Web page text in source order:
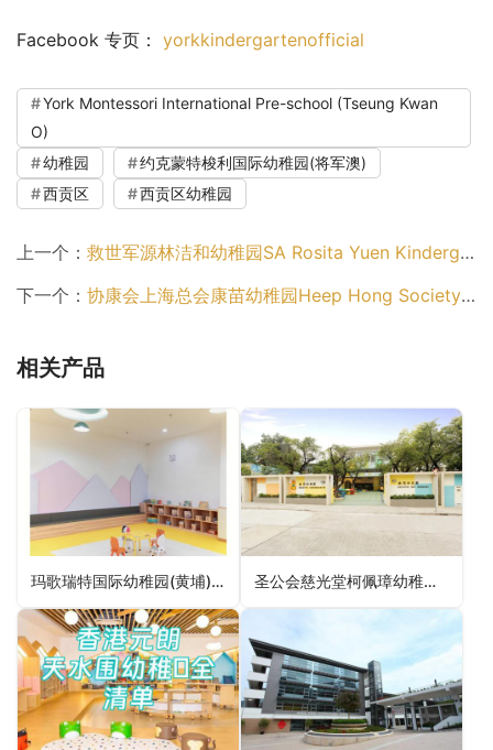
Facebook 专页： yorkkindergartenofficial
York Montessori International Pre-school (Tseung Kwan
O)
幼稚园
约克蒙特梭利国际幼稚园(将军澳)
西贡区
西贡区幼稚园
上一个： 救世军源林洁和幼稚园SA Rosita Yuen Kindergarten（离岛区幼稚园）
下一个： 协康会上海总会康苗幼稚园Heep Hong Society Shanghai Fraternity Association Healthy Kids Kindergarten（葵青区幼稚园）
相关产品
玛歌瑞特国际幼稚园(黄埔)Magart International Kindergarten (Whampoa)（九龙城区幼稚园） 圣公会慈光堂柯佩璋幼稚园SKH Kindly Light Church Or Pui Cheung Kindergarten（黄大仙区幼稚园）